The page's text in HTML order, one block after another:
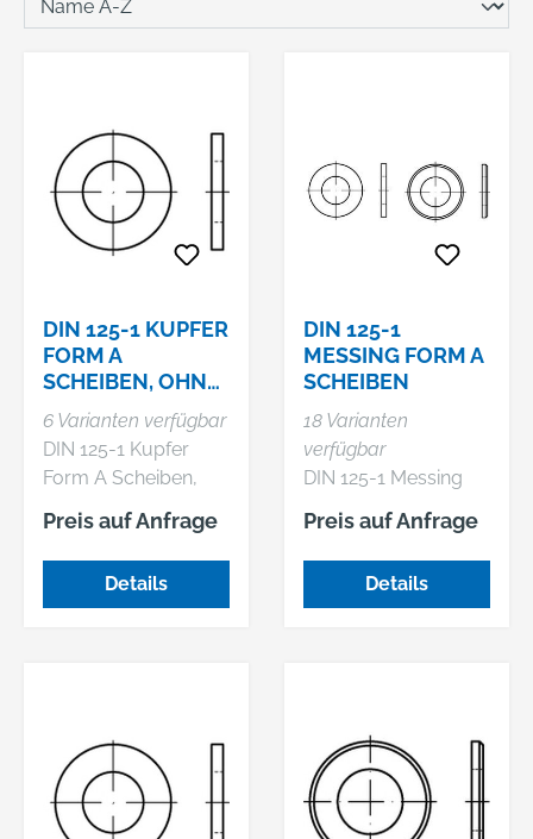
DIN 125-1 KUPFER
FORM A
SCHEIBEN, OHNE
FASE
6 Varianten verfügbar
DIN 125-1 Kupfer
Form A Scheiben,
ohne Fase
Preis auf Anfrage
Details
DIN 125-1
MESSING FORM A
SCHEIBEN
18 Varianten
verfügbar
DIN 125-1 Messing
Form A Scheiben
Preis auf Anfrage
Details